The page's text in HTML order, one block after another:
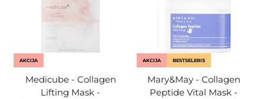
AKCIJA
Medicube - Collagen
Lifting Mask -
AKCIJA BESTSELERIS
Mary&May - Collagen
Peptide Vital Mask -